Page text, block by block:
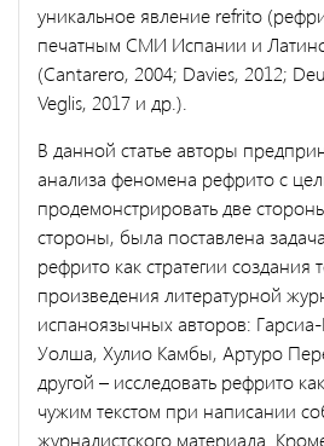
уникальное явление refrito
печатным СМИ Испании и
(Cantarero, 2004; Davies, 2012;
Veglis, 2017 и др.).
В данной статье авторы
анализа феномена рефрито с
продемонстрировать две
стороны, была поставлена
рефрито как стратегии создания
произведения литературной
испаноязычных авторов:
Уолша, Хулио Камбы, Артуро
другой – исследовать рефрито
чужим текстом при написании
журналистского материала.